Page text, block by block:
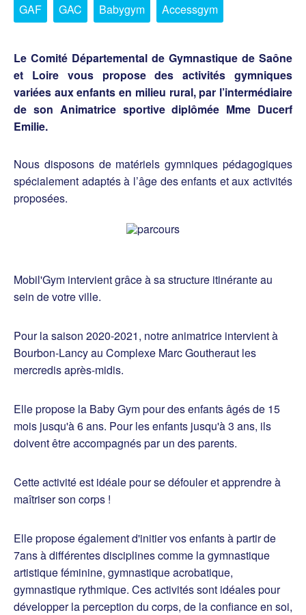
GAF GAC Babygym Accessgym
Le Comité Départemental de Gymnastique de Saône
et Loire vous propose des activités gymniques
variées aux enfants en milieu rural, par l’intermédiaire
de son Animatrice sportive diplômée Mme Ducerf
Emilie.
Nous disposons de matériels gymniques pédagogiques
spécialement adaptés à l’âge des enfants et aux activités
proposées.
Mobil'Gym intervient grâce à sa structure itinérante au
sein de votre ville.
Pour la saison 2020-2021, notre animatrice intervient à
Bourbon-Lancy au Complexe Marc Goutheraut les
mercredis après-midis.
Elle propose la Baby Gym pour des enfants âgés de 15
mois jusqu'à 6 ans. Pour les enfants jusqu'à 3 ans, ils
doivent être accompagnés par un des parents.
Cette activité est idéale pour se défouler et apprendre à
maîtriser son corps !
Elle propose également d'initier vos enfants à partir de
7ans à différentes disciplines comme la gymnastique
artistique féminine, gymnastique acrobatique,
gymnastique rythmique. Ces activités sont idéales pour
développer la perception du corps, de la confiance en soi,